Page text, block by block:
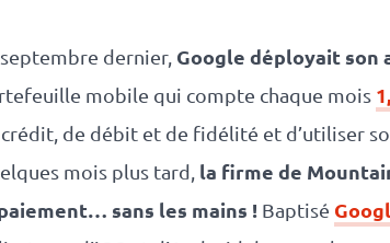
dernier, Google déployait son
mobile qui compte chaque mois
de débit et de fidélité et d’utiliser
mois plus tard, la firme de
sans les mains ! Baptisé